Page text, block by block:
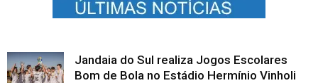
Jandaia do Sul realiza Jogos Escolares
Bom de Bola no Estádio Hermínio Vinholi